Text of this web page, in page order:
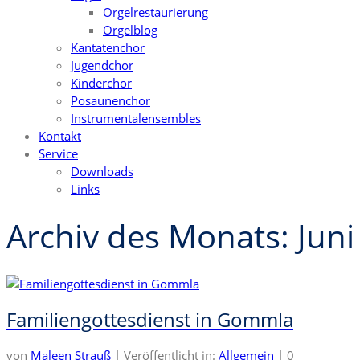
Orgelrestaurierung
Orgelblog
Kantatenchor
Jugendchor
Kinderchor
Posaunenchor
Instrumentalensembles
Kontakt
Service
Downloads
Links
Archiv des Monats:
Familiengottesdienst in Gommla
von Maleen Strauß | Veröffentlicht in: Allgemein | 0